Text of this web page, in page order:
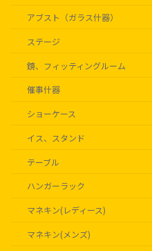
アブスト（ガラス什器）
ステージ
鏡、フィッティングルーム
催事什器
ショーケース
イス、スタンド
テーブル
ハンガーラック
マネキン(レディース)
マネキン(メンズ)